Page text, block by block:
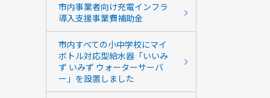
市内事業者向け充電インフラ
導入支援事業費補助金
市内すべての小中学校にマイ
ボトル対応型給水器「いいみ
ず いみず ウォーターサーバ
ー」を設置しました